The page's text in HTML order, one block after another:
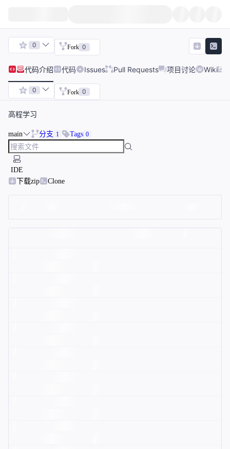
0 Fork 0
代码介绍 代码 Issues Pull Requests 项目讨论 Wiki
0 Fork 0
高程学习
main 分支 1 Tags 0
IDE
下载zip
Clone